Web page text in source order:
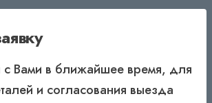
Вами в ближайшее время, для
и согласования выезда